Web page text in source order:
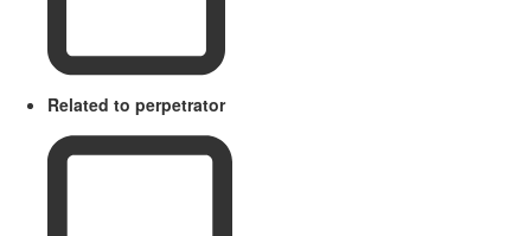
Related to perpetrator